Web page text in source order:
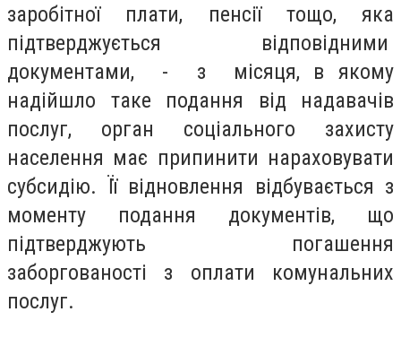
заробітної плати, пенсії тощо, яка
підтверджується відповідними
документами, - з місяця, в якому
надійшло таке подання від надавачів
послуг, орган соціального захисту
населення має припинити нараховувати
субсидію. Її відновлення відбувається з
моменту подання документів, що
підтверджують погашення
заборгованості з оплати комунальних
послуг.